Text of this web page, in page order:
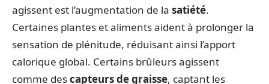
agissent est l’augmentation de la satiété.
Certaines plantes et aliments aident à prolonger la
sensation de plénitude, réduisant ainsi l’apport
calorique global. Certains brûleurs agissent
comme descapteurs de graisse, captant les